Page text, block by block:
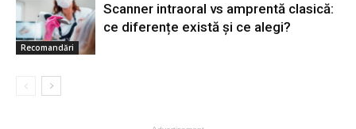
Recomandări
Scanner intraoral vs amprentă clasică:
ce diferențe există și ce alegi?